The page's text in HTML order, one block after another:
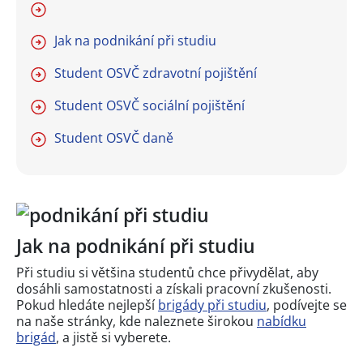
Jak na podnikání při studiu
Student OSVČ zdravotní pojištění
Student OSVČ sociální pojištění
Student OSVČ daně
Jak na podnikání při studiu
Při studiu si většina studentů chce přivydělat, aby
dosáhli samostatnosti a získali pracovní zkušenosti.
Pokud hledáte nejlepšíbrigády při studiu, podívejte se
na naše stránky, kde naleznete širokou nabídku
brigád, a jistě si vyberete.